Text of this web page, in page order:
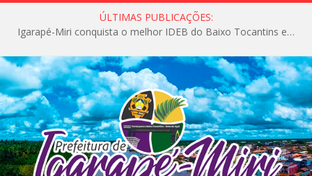
ÚLTIMAS PUBLICAÇÕES:
Igarapé-Miri conquista o melhor IDEB do Baixo Tocantins e avança na qualidade da educação pública